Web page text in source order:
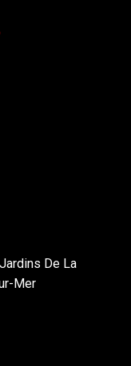
De La
Mer